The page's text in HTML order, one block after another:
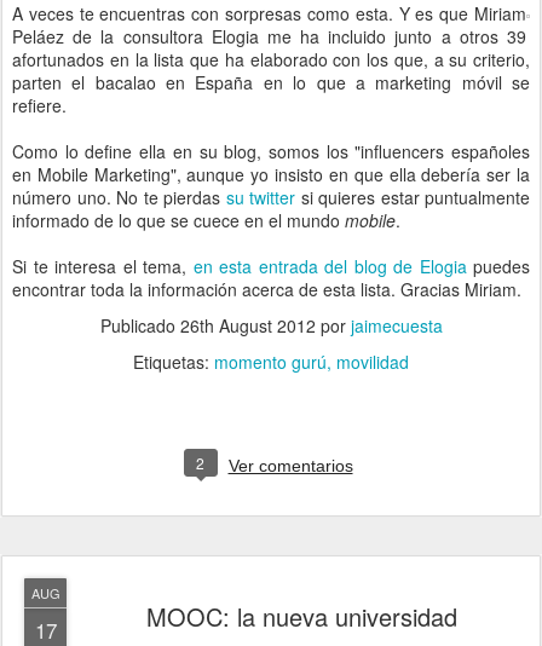
A veces te encuentras con sorpresas como esta. Y es que Miriam
Peláez de la consultora Elogia me ha incluido junto a otros 39
afortunados en la lista que ha elaborado con los que, a su criterio,
parten el bacalao en España en lo que a marketing móvil se
refiere.
Como lo define ella en su blog, somos los "influencers españoles
en Mobile Marketing", aunque yo insisto en que ella debería ser la
número uno. No te pierdas su twitter si quieres estar puntualmente
informado de lo que se cuece en el mundo mobile.
Si te interesa el tema, en esta entrada del blog de Elogiapuedes
encontrar toda la información acerca de esta lista. Gracias Miriam.
Publicado 26th August 2012 por jaimecuesta
Etiquetas: momento gurú movilidad
2 Ver comentarios
AUG
17 MOOC: la nueva universidad